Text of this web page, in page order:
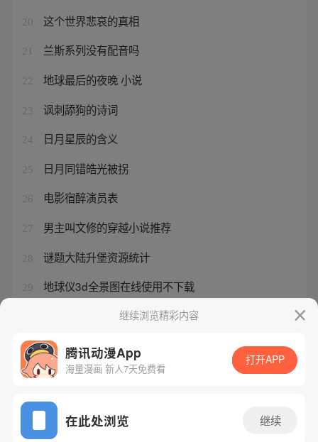
20 这个世界悲哀的真相
21 兰斯系列没有配音吗
22 地球最后的夜晚 小说
23 讽刺舔狗的诗词
24 日月星辰的含义
25 日月同错皓光被拐
26 电影宿醉演员表
27 男主叫文修的穿越小说推荐
28 谜题大陆升堡资源统计
29 地球仪3d全景图在线使用不下载
骂舔狗的话 越毒越好继续浏览精彩内容
腾讯动漫App
海量漫画 新人7天免费看
打开APP
在此处浏览 继续
网站备案/许可证号：粤B2-20090059-5
Copyright©1998 - 2026 Tencent. All Rights Reserved